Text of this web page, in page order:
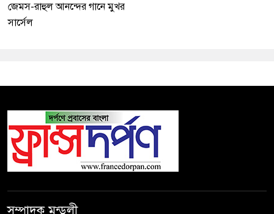
জেমস-রাহুল আনন্দের গানে মুখর
সার্সেল
সম্পাদক মন্ডলী